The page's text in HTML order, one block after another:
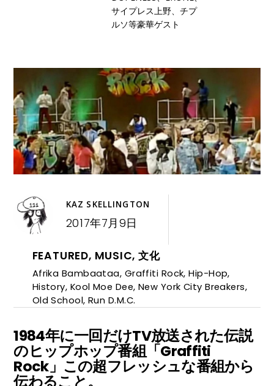
サイプレス上野、チプ
ルソ等豪華ゲスト
KAZ SKELLINGTON
2017年7月9日
FEATURED, MUSIC,文化
Afrika Bambaataa, Graffiti Rock,Hip-Hop,
History, Kool Moe Dee, New York City Breakers,
Old School, Run D.M.C.
1984年に一回だけTV放送された伝説
のヒップホップ番組「Graffiti
Rock」この超フレッシュな番組から
伝わること。